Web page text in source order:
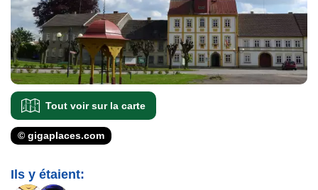
Tout voir sur la carte
© gigaplaces.com
Ils y étaient: